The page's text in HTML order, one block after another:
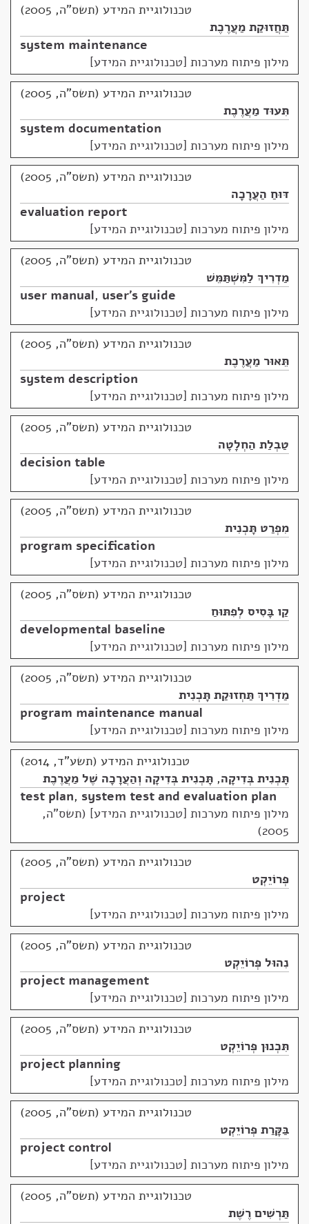
טכנולוגיית המידע (תשס"ה, 2005)
תַּחֲזוּקַת מַעֲרֶכֶת
system maintenance
מילון פיתוח מערכות [טכנולוגיית המידע]
טכנולוגיית המידע (תשס"ה, 2005)
תִּעוּד מַעֲרֶכֶת
system documentation
מילון פיתוח מערכות [טכנולוגיית המידע]
טכנולוגיית המידע (תשס"ה, 2005)
דּוּחַ הַעֲרָכָה
evaluation report
מילון פיתוח מערכות [טכנולוגיית המידע]
טכנולוגיית המידע (תשס"ה, 2005)
מַדְרִיךְ לַמִּשְׁתַּמֵּשׁ
user manual, user's guide
מילון פיתוח מערכות [טכנולוגיית המידע]
טכנולוגיית המידע (תשס"ה, 2005)
תֵּאוּר מַעֲרֶכֶת
system description
מילון פיתוח מערכות [טכנולוגיית המידע]
טכנולוגיית המידע (תשס"ה, 2005)
טַבְלַת הַחְלָטָה
decision table
מילון פיתוח מערכות [טכנולוגיית המידע]
טכנולוגיית המידע (תשס"ה, 2005)
מִפְרַט תָּכְנִית
program specification
מילון פיתוח מערכות [טכנולוגיית המידע]
טכנולוגיית המידע (תשס"ה, 2005)
קַו בָּסִיס לְפִתּוּחַ
developmental baseline
מילון פיתוח מערכות [טכנולוגיית המידע]
טכנולוגיית המידע (תשס"ה, 2005)
מַדְרִיךְ תַּחְזוּקַת תָּכְנִית
program maintenance manual
מילון פיתוח מערכות [טכנולוגיית המידע]
טכנולוגיית המידע (תשע"ד, 2014)
תָּכְנִית בְּדִיקָה, תָּכְנִית בְּדִיקָה וְהַעֲרָכָה שֶׁל מַעֲרֶכֶת
test plan, system test and evaluation plan
מילון פיתוח מערכות [טכנולוגיית המידע] (תשס"ה,
2005)
טכנולוגיית המידע (תשס"ה, 2005)
פְּרוֹיֵקְט
project
מילון פיתוח מערכות [טכנולוגיית המידע]
טכנולוגיית המידע (תשס"ה, 2005)
נִהוּל פְּרוֹיֵקְט
project management
מילון פיתוח מערכות [טכנולוגיית המידע]
טכנולוגיית המידע (תשס"ה, 2005)
תִּכְנוּן פְּרוֹיֵקְט
project planning
מילון פיתוח מערכות [טכנולוגיית המידע]
טכנולוגיית המידע (תשס"ה, 2005)
בַּקָּרַת פְּרוֹיֵקְט
project control
מילון פיתוח מערכות [טכנולוגיית המידע]
טכנולוגיית המידע (תשס"ה, 2005)
תַּרְשִׁים רֶשֶׁת